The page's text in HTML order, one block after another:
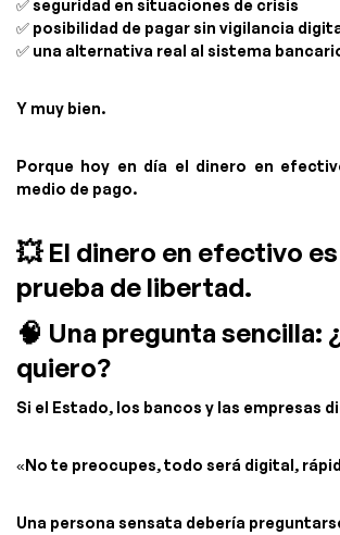
✅ seguridad en situaciones de crisis
✅ posibilidad de pagar sin vigilancia
✅ una alternativa real al sistema
Y muy bien.
Porque hoy en día el dinero en
medio de pago.
💥 El dinero en efectivo
prueba de libertad.
🧠 Una pregunta sencilla:
quiero?
Si el Estado, los bancos y las empresas
«No te preocupes, todo será digital,
Una persona sensata debería